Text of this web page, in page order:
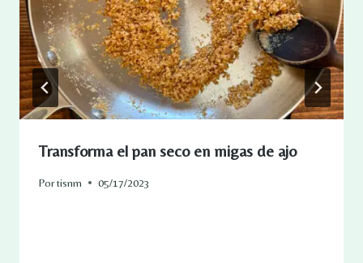
Transforma el pan seco en migas de ajo
Portisnm 05/17/2023